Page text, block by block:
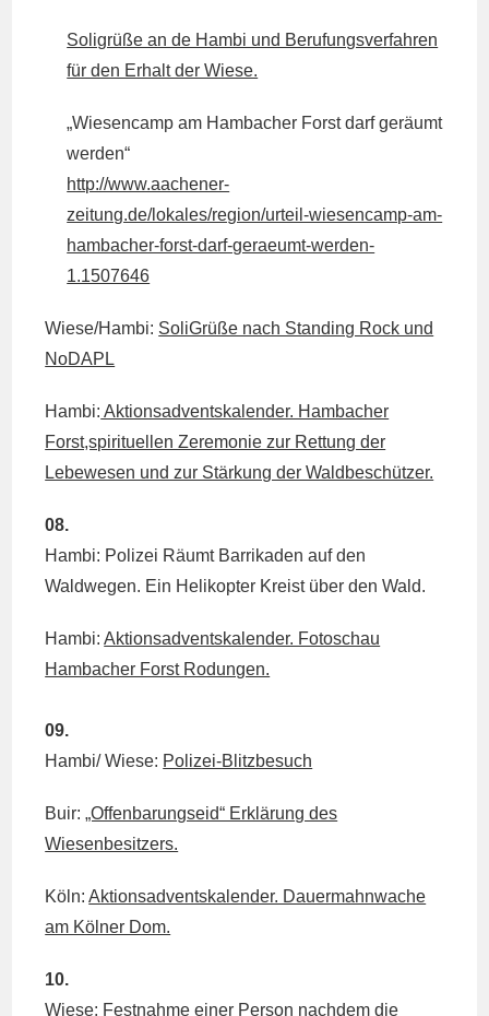
Soligrüße an de Hambi und Berufungsverfahren
für den Erhalt der Wiese.
„Wiesencamp am Hambacher Forst darf geräumt
werden“
http://www.aachener-
zeitung.de/lokales/region/urteil-wiesencamp-am-
hambacher-forst-darf-geraeumt-werden-
1.1507646
Wiese/Hambi: SoliGrüße nach Standing Rock und
NoDAPL
Hambi: Aktionsadventskalender. Hambacher
Forst,spirituellen Zeremonie zur Rettung der
Lebewesen und zur Stärkung der Waldbeschützer.
08.
Hambi: Polizei Räumt Barrikaden auf den
Waldwegen. Ein Helikopter Kreist über den Wald.
Hambi:Aktionsadventskalender. Fotoschau
Hambacher Forst Rodungen.
09.
Hambi/ Wiese: Polizei-Blitzbesuch
Buir:„Offenbarungseid“ Erklärung des
Wiesenbesitzers.
Köln:Aktionsadventskalender. Dauermahnwache
am Kölner Dom.
10.
Wiese: Festnahme einer Person nachdem die